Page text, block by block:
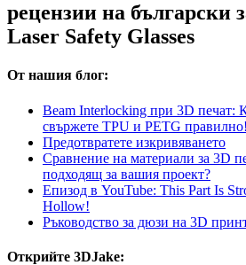
рецензии на български
Laser Safety Glasses
От нашия блог:
Beam Interlocking при 3D печат:
свържете TPU и PETG правилно!
Предотвратете изкривяването
Сравнение на материали за 3D
подходящ за вашия проект?
Епизод в YouTube: This Part Is
Hollow!
Ръководство за дюзи на 3D
Открийте 3DJake: